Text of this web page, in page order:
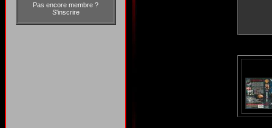
Pas encore membre ?
S'inscrire